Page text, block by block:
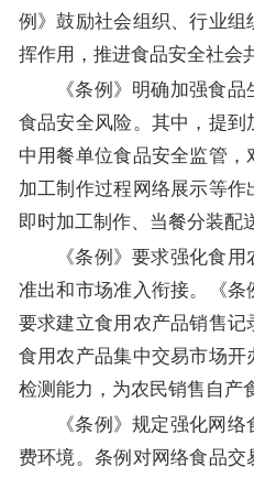
例》鼓励社会组织、行业
挥作用，推进食品安全社会
《条例》明确加强食
食品安全风险。其中，提
中用餐单位食品安全监管，
加工制作过程网络展示等
即时加工制作、当餐分装配
《条例》要求强化食
准出和市场准入衔接。《条
要求建立食用农产品销售
食用农产品集中交易市场
检测能力，为农民销售自产
《条例》规定强化网
费环境。条例对网络食品